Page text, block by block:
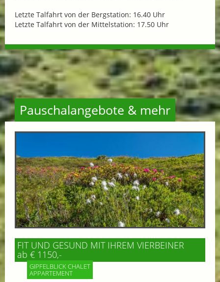
Letzte Talfahrt von der Bergstation: 16.40 Uhr
Letzte Talfahrt von der Mittelstation: 17.50 Uhr
Pauschalangebote & mehr
FIT UND GESUND MIT IHREM VIERBEINER
ab € 1150,-
GIPFELBLICK CHALET
APPARTEMENT